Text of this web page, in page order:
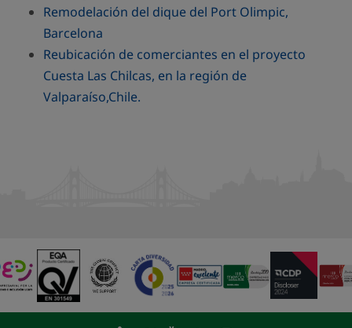
Remodelación del dique del Port Olimpic,
Barcelona
Reubicación de comerciantes en el proyecto
Cuesta Las Chilcas, en la región de
Valparaíso,Chile.